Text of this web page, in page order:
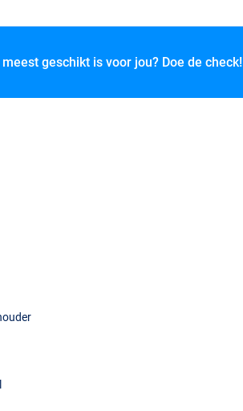
geschikt is voor jou? Doe de check!